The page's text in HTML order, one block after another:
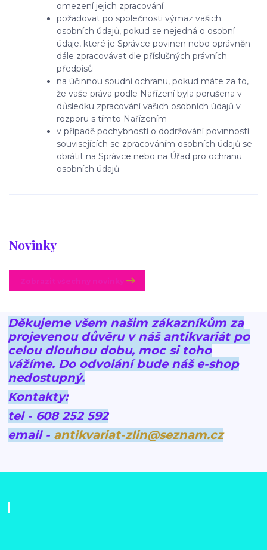
Novinky
omezení jejich zpracování
požadovat po společnosti výmaz vašich
osobních údajů, pokud se nejedná o osobní
údaje, které je Správce povinen nebo oprávněn
dále zpracovávat dle příslušných právních
předpisů
na účinnou soudní ochranu, pokud máte za to,
že vaše práva podle Nařízení byla porušena v
důsledku zpracování vašich osobních údajů v
rozporu s tímto Nařízením
v případě pochybností o dodržování povinností
souvisejících se zpracováním osobních údajů se
obrátit na Správce nebo na Úřad pro ochranu
osobních údajů
Děkujeme všem našim zákazníkům za
projevenou důvěru v náš antikvariát po
celou dlouhou dobu, moc si toho
vážíme. Do odvolání bude náš e-shop
nedostupný.
Kontakty:
tel - 608 252 592
email - antikvariat-zlin@seznam.cz